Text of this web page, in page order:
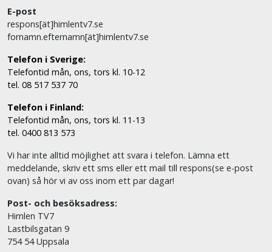
E-post
respons[ät]himlentv7.se
fornamn.efternamn[ät]himlentv7.se
Telefon i Sverige:
Telefontid mån, ons, tors kl. 10-12
tel. 08 517 537 70
Telefon i Finland:
Telefontid mån, ons, tors kl. 11-13
tel. 0400 813 573
Vi har inte alltid möjlighet att svara i telefon. Lämna ett
meddelande, skriv ett sms eller ett mail till respons(se e-post
ovan) så hör vi av oss inom ett par dagar!
Post- och besöksadress:
Himlen TV7
Lastbilsgatan 9
754 54 Uppsala